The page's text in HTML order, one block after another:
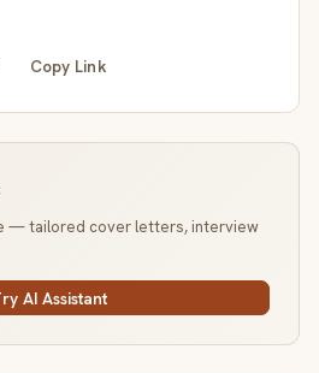
Copy Link
— tailored cover letters, interview
AI Assistant